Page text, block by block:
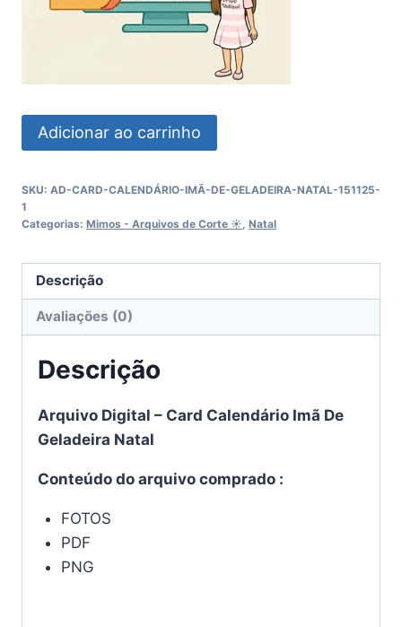
Card
Calendário
De
Geladeira
quantidade
Adicionar ao carrinho
SKU: AD-CARD-CALENDÁRIO-IMÃ-DE-GELADEIRA-NATAL-151125-
1
Categorias: Mimos - Arquivos de Corte ☀︎ Natal
Descrição
Avaliações (0)
Descrição
Arquivo Digital – Card Calendário Imã De
Geladeira Natal
Conteúdo do arquivo comprado :
FOTOS
PDF
PNG